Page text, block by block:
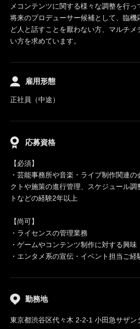
メコンテンツに関する様々な調整を行っ
将来のプロデューサー候補として、臨機
ど人と話すことを厭わない方、マルチ
い方を求めています。
雇用形態
正社員（中途）
応募資格
【必須】
・芸能事務所や音楽・ライブ制作関連
クトや施策の進行管理、スケジュール調
トなどの経験2年以上
【尚可】
・ライセンスの管理業務
・ゲームやコンテンツ制作に対する興味
・エンタメ系の宣伝・イベント担当ご経
勤務地
東京都渋谷区代々木 2-2-1 小田急サザン